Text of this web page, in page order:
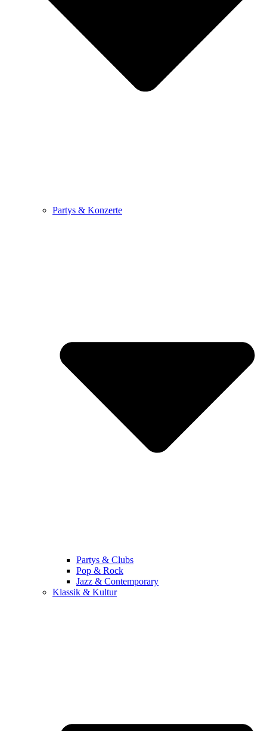
Partys & Konzerte
Partys & Clubs
Pop & Rock
Jazz & Contemporary
Klassik & Kultur